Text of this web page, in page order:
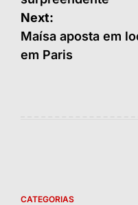
Post
Next:
Maísa aposta em
em Paris
CATEGORIAS